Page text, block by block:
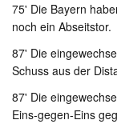
75' Die Bayern
noch ein Abseitstor.
87' Die
Schuss aus der
87' Die
Eins-gegen-Eins